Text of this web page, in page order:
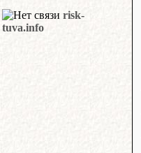
risk-
tuva.info